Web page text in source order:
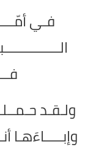
فـي
ولـقـد
وإبـــــاءَهـا